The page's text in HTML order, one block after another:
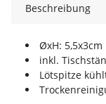
Beschreibung
ØxH: 5,5x3cm
inkl.
Lötspitze